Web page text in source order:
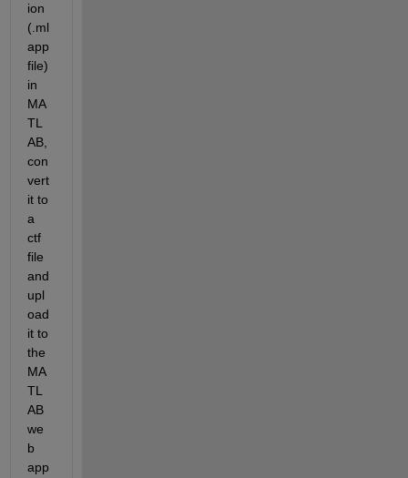
ion
(.ml
app
file)
in
MA
TL
AB,
con
vert
it to
a
ctf
file
and
upl
oad
it to
the
MA
TL
AB
we
b
app